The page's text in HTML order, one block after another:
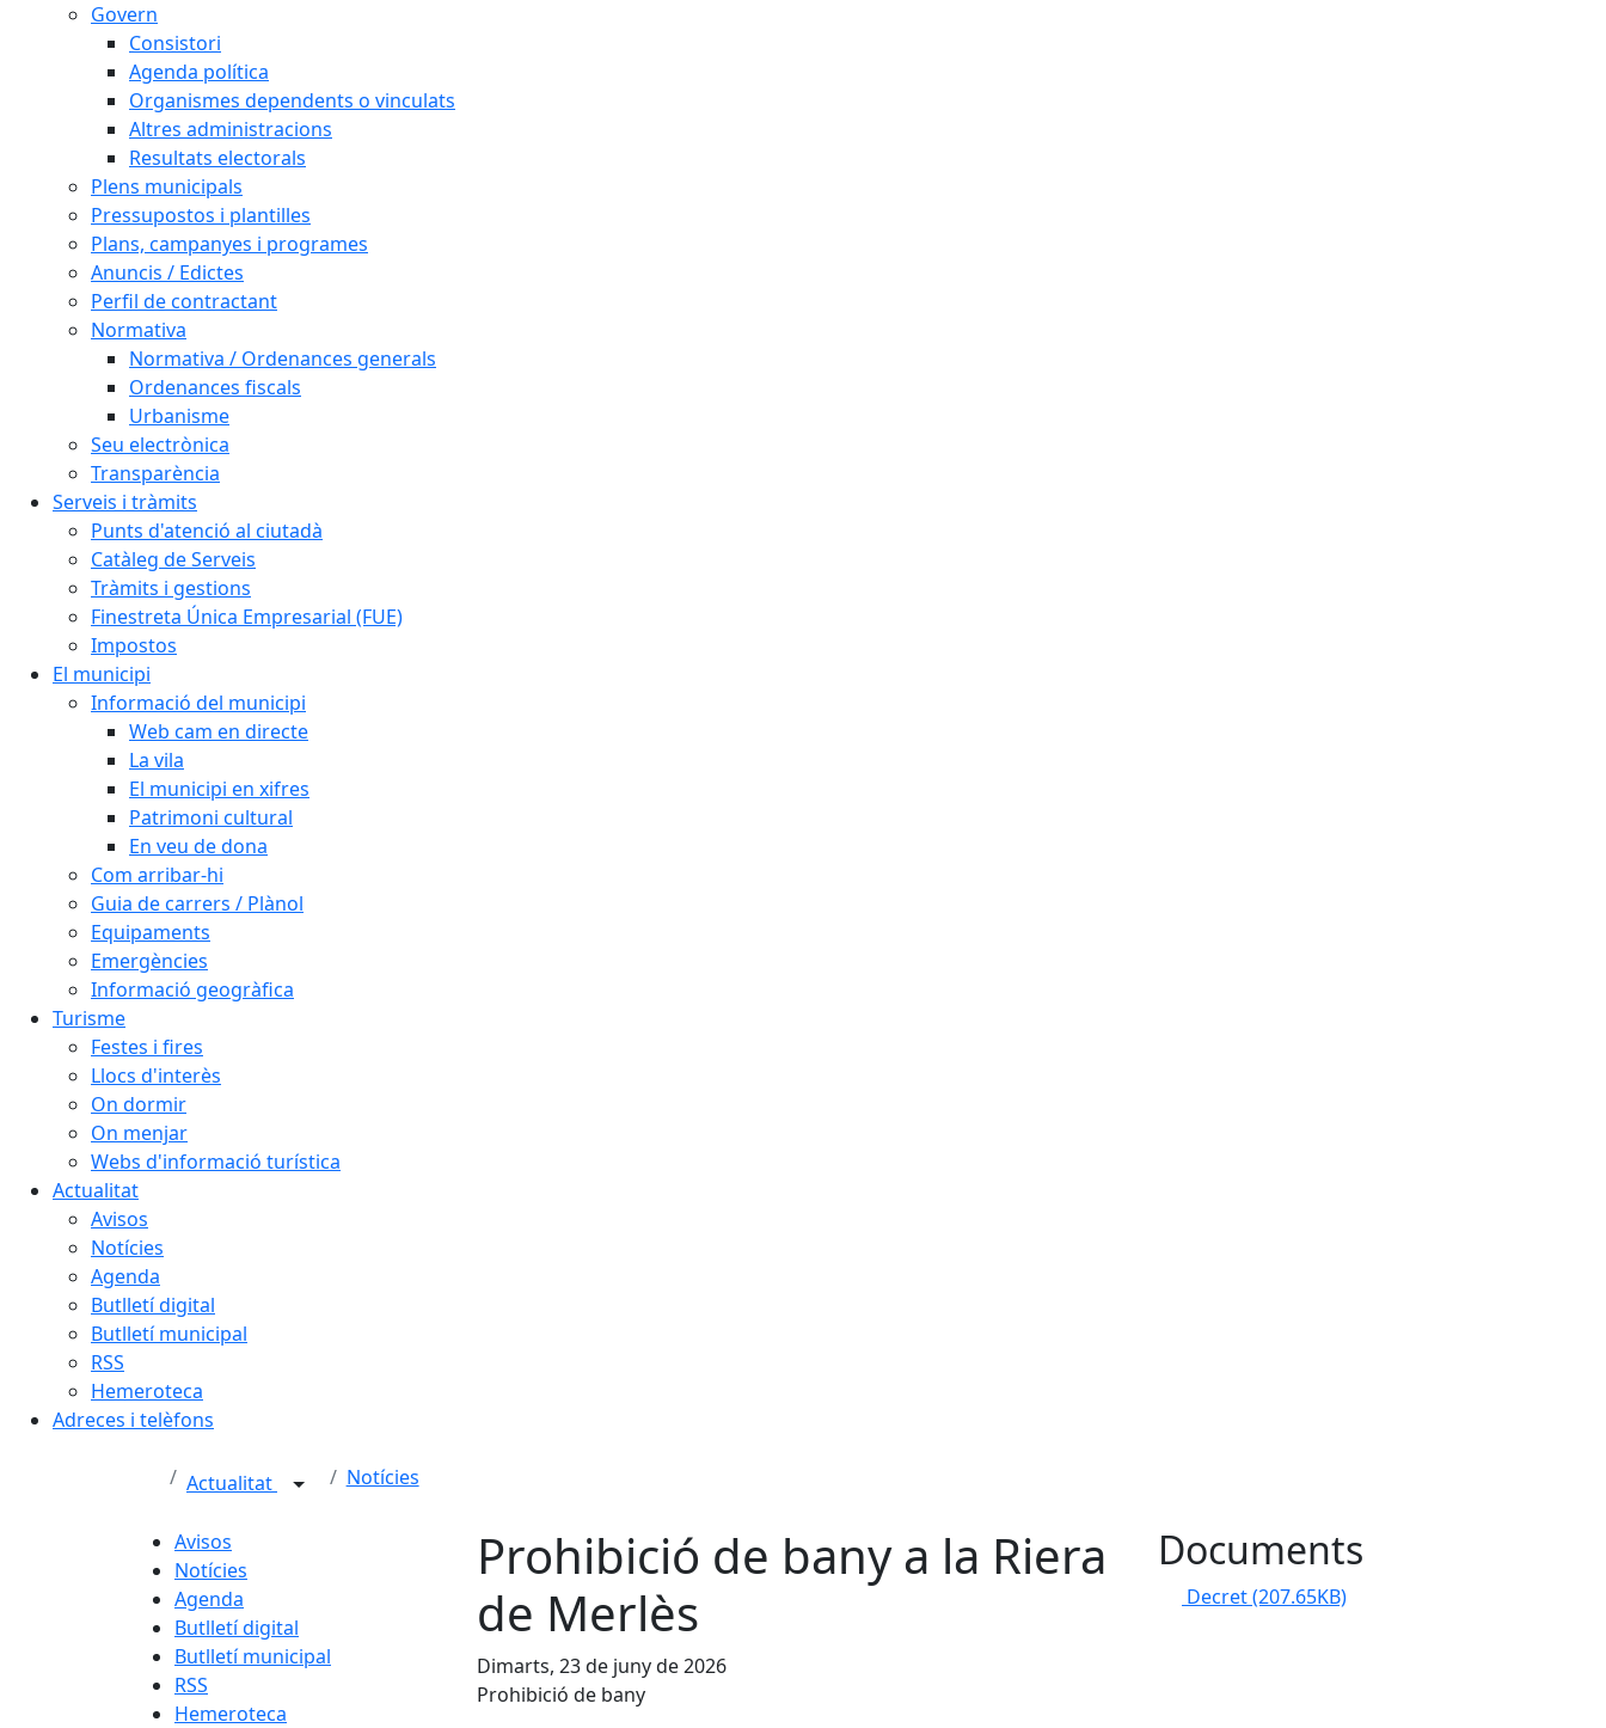
Govern
Consistori
Agenda política
Organismes dependents o vinculats
Altres administracions
Resultats electorals
Plens municipals
Pressupostos i plantilles
Plans, campanyes i programes
Anuncis / Edictes
Perfil de contractant
Normativa
Normativa / Ordenances generals
Ordenances fiscals
Urbanisme
Seu electrònica
Transparència
Serveis i tràmits
Punts d'atenció al ciutadà
Catàleg de Serveis
Tràmits i gestions
Finestreta Única Empresarial (FUE)
Impostos
El municipi
Informació del municipi
Web cam en directe
La vila
El municipi en xifres
Patrimoni cultural
En veu de dona
Com arribar-hi
Guia de carrers / Plànol
Equipaments
Emergències
Informació geogràfica
Turisme
Festes i fires
Llocs d'interès
On dormir
On menjar
Webs d'informació turística
Actualitat
Avisos
Notícies
Agenda
Butlletí digital
Butlletí municipal
RSS
Hemeroteca
Adreces i telèfons
Actualitat Notícies
Avisos
Notícies
Agenda
Butlletí digital
Butlletí municipal
RSS
Hemeroteca
Prohibició de bany a la Riera
de Merlès
Dimarts, 23 de juny de 2026
Prohibició de bany
Documents
Decret(207.65KB)